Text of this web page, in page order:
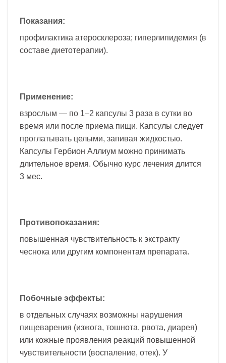
Показания:
профилактика атеросклероза; гиперлипидемия (в
составе диетотерапии).
Применение:
взрослым — по 1–2 капсулы 3 раза в сутки во
время или после приема пищи. Капсулы следует
проглатывать целыми, запивая жидкостью.
Капсулы Гербион Аллиум можно принимать
длительное время. Обычно курс лечения длится
3 мес.
Противопоказания:
повышенная чувствительность к экстракту
чеснока или другим компонентам препарата.
Побочные эффекты:
в отдельных случаях возможны нарушения
пищеварения (изжога, тошнота, рвота, диарея)
или кожные проявления реакций повышенной
чувствительности (воспаление, отек). У